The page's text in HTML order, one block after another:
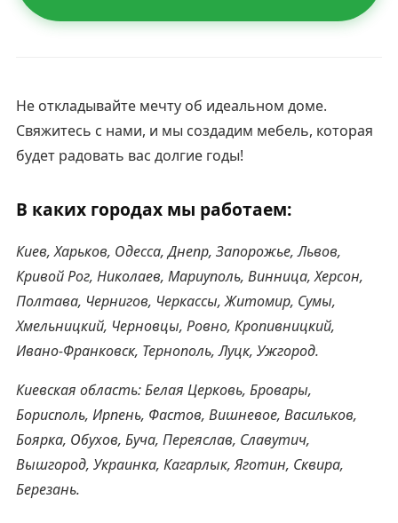
Не откладывайте мечту об идеальном доме.
Свяжитесь с нами, и мы создадим мебель, которая
будет радовать вас долгие годы!
В каких городах мы работаем:
Киев, Харьков, Одесса, Днепр, Запорожье, Львов,
Кривой Рог, Николаев, Мариуполь, Винница, Херсон,
Полтава, Чернигов, Черкассы, Житомир, Сумы,
Хмельницкий, Черновцы, Ровно, Кропивницкий,
Ивано-Франковск, Тернополь, Луцк, Ужгород.
Киевская область: Белая Церковь, Бровары,
Борисполь, Ирпень, Фастов, Вишневое, Васильков,
Боярка, Обухов, Буча, Переяслав, Славутич,
Вышгород, Украинка, Кагарлык, Яготин, Сквира,
Березань.